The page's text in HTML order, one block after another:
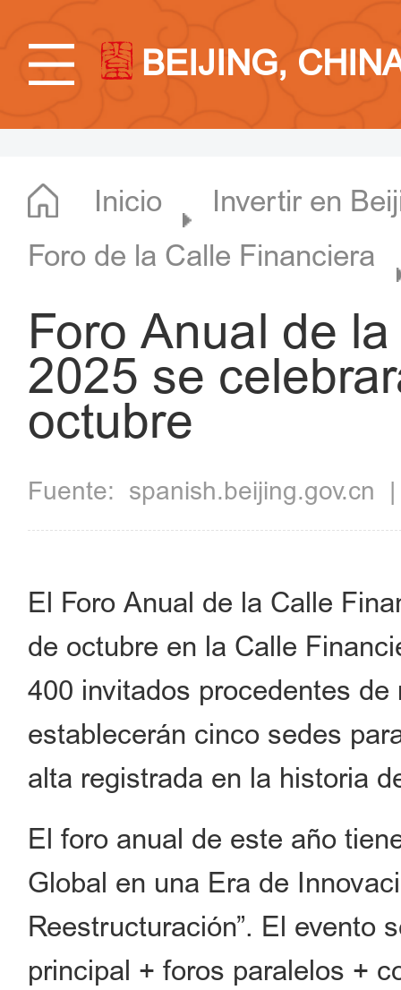
BEIJING,
Inicio
Invertir en
Foro de la Calle Financiera
Foro Anual de
2025 se
octubre
Fuente: spanish.beijing.gov.cn
El Foro Anual de la Calle
de octubre en la Calle
400 invitados procedentes
establecerán cinco sedes
alta registrada en la historia
El foro anual de este año
Global en una Era de
Reestructuración”. El evento
principal + foros paralelos +